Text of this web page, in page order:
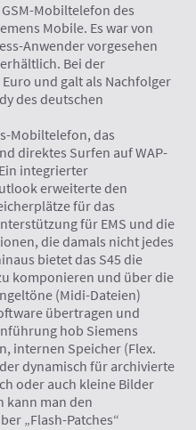
GSM-Mobiltelefon des
Mobile. Es war von
Anwender vorgesehen
Bei der
und galt als Nachfolger
des deutschen
Mobiltelefon, das
direktes Surfen auf WAP-
integrierter
erweiterte den
für das
für EMS und die
die damals nicht jedes
bietet das S45 die
komponieren und über die
(Midi-Dateien)
übertragen und
hob Siemens
internen Speicher (Flex.
dynamisch für archivierte
oder auch kleine Bilder
kann man den
„Flash-Patches“